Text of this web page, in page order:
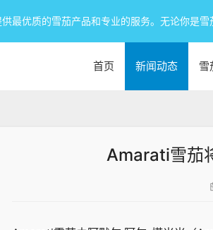
首页 新闻动态 雪
Amarati雪茄
最优质的雪茄产品和专业的服务。无论你是